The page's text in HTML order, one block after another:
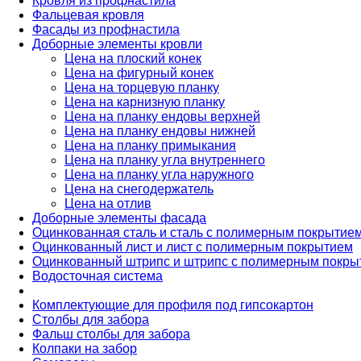
Фальцевая кровля
Фасады из профнастила
Доборные элементы кровли
Цена на плоский конек
Цена на фигурный конек
Цена на торцевую планку
Цена на карнизную планку
Цена на планку ендовы верхней
Цена на планку ендовы нижней
Цена на планку примыкания
Цена на планку угла внутреннего
Цена на планку угла наружного
Цена на снегодержатель
Цена на отлив
Доборные элементы фасада
Оцинкованная сталь и сталь с полимерным
Оцинкованный лист и лист с полимерным покрытием
Оцинкованный штрипс и штрипс с полимерным
Водосточная система
Комплектующие для профиля под гипсокартон
Столбы для забора
Фальш столбы для забора
Колпаки на забор